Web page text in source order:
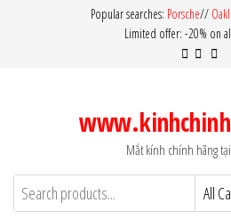
Popular searches: Porsche//
Limited offer: -20% on
Mắt kính chính hãng